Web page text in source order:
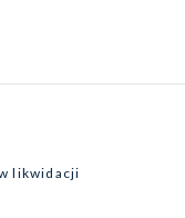
likwidacji